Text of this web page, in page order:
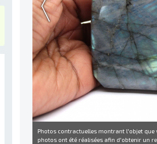
Photos contractuelles montrant l'objet que
photos ont été réalisées afin d'obtenir un